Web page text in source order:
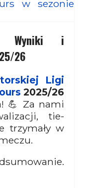
Wyniki i
26
Ligi
2025/26
💪 Za nami
tie-
trzymały w